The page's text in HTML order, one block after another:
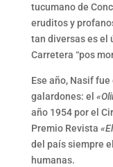
tucumano de
eruditos y
tan diversas es el
Carretera “pos
Ese año, Nasif
galardones: el
año 1954 por el
Premio Revista
del país siempre
humanas.